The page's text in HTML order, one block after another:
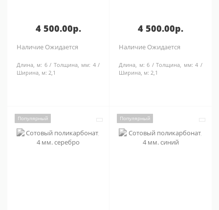
4 500.00р.
Наличие Ожидается
Длина, м: 6 Толщина, мм: 4
Ширина, м: 2,1
4 500.00р.
Наличие Ожидается
Длина, м: 6 Толщина, мм: 4
Ширина, м: 2,1
Популярный Популярный